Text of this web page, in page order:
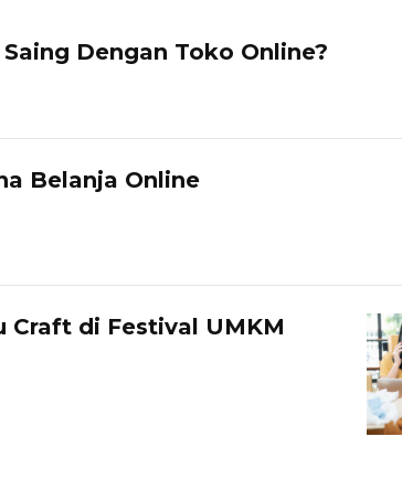
Dengan Toko Online?
Belanja Online
Craft di Festival UMKM